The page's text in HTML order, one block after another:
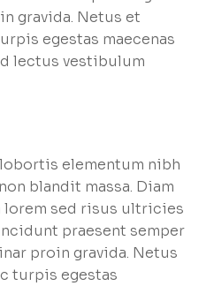
gravida. Netus et
egestas maecenas
lectus vestibulum
elementum nibh
blandit massa. Diam
lorem sed risus ultricies
praesent semper
proin gravida. Netus
turpis egestas